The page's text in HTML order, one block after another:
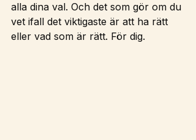
alla dina val. Och det som gör om du
vet ifall det viktigaste är att ha rätt
eller vad som är rätt. För dig.